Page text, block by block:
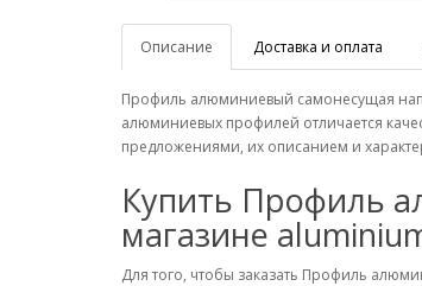
Описание Доставка и оплата
Профиль алюминиевый самонесущая
алюминиевых профилей отличается
предложениями, их описанием и
Купить Профиль
магазине
Для того, чтобы заказать Профиль